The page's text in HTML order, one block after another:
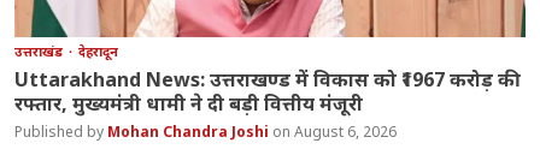
उत्तराखंड देहरादून
Uttarakhand News: उत्तराखण्ड में विकास को ₹1967 करोड़ की
रफ्तार, मुख्यमंत्री धामी ने दी बड़ी वित्तीय मंजूरी
Mohan Chandra Joshi August 6, 2026